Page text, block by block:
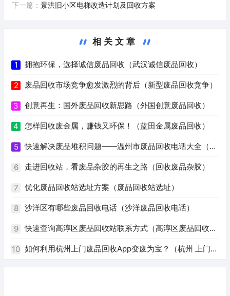
下一篇： 景洪旧小区电梯改造计划及回收方案
相关文章
1 拥抱环保，选择诚信废品回收（武汉诚信废品回收）
2 废品回收市场竞争愈发激烈的背后（新型废品回收竞争）
3 创意再生：国外废品回收新思路（外国创意废品回收）
4 怎样回收废金属，赚钱又环保！（蓝田金属废品回收）
5 快速解决废品堆积问题——温州市废品回收电话大全（温
州废品回收电话号码）
6 走进回收站，看废品杂胶的再生之路（回收废品杂胶）
7 优化废品回收站选址方案（废品回收站选址）
8 沙洋区有哪些废品回收电话（沙洋废品回收电话）
9 快速查询高淳区废品回收站联系方式（高淳区废品回收站
电话）
10 如何利用杭州上门废品回收App变废为宝？（杭州 上门回